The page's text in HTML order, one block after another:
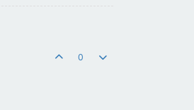
0